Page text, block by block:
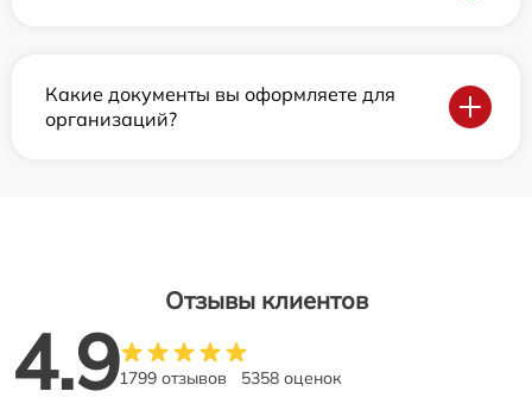
Какие документы вы оформляете для
организаций?
Отзывы клиентов
4.91799 отзывов 5358 оценок